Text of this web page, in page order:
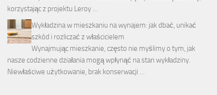
korzystając z projektu Leroy …
Wykładzina w mieszkaniu na wynajem: jak dbać, unikać
szkód i rozliczać z właścicielem
Wynajmując mieszkanie, często nie myślimy o tym, jak
nasze codzienne działania mogą wpłynąć na stan wykładziny.
Niewłaściwe użytkowanie, brak konserwacji …